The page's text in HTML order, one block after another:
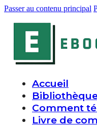
Passer au contenu principal
Accueil
Comment
Livre de